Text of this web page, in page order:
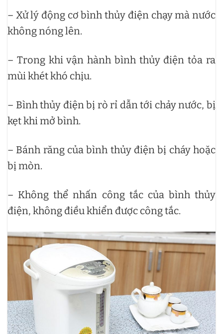
– Xử lý động cơ bình thủy điện chạy mà nước
không nóng lên.
– Trong khi vận hành bình thủy điện tỏa ra
mùi khét khó chịu.
– Bình thủy điện bị rò rỉ dẫn tới chảy nước, bị
kẹt khi mở bình.
– Bánh răng của bình thủy điện bị cháy hoặc
bị mòn.
– Không thể nhấn công tắc của bình thủy
điện, không điều khiển được công tắc.